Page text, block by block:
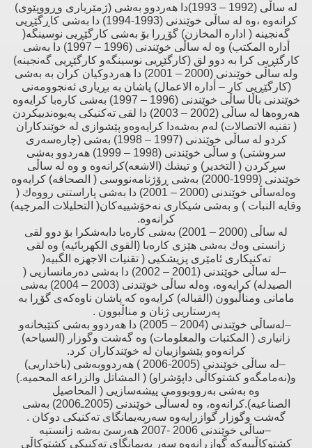
لە ساڵی (1992 – 1993)دا هەردوو بەشی (ژمێریاری وڕووپێوی)
كرانەوە ،وە لە ساڵی خوێندنی (1993-1994) دا بەشی كاڕگێڕیی
گەنجینە ( ادارە المخازن) گۆڕرا بۆ بەشی كارگێڕیی نوسینگە(
أدارە المكتب) وە لە ساڵی خوێندنی (1996 – 1997) دا بەشی
كارگێڕیی كرا بە دوو لق (كارگێڕیی نوسینگەو كارگێڕیی گەنجینە)
ولە ساڵی خوێندنی (2000 – 2001) دا هەردوكیان كران بە بەشی
(كارگێڕیی كار – أدارە الاعمال) پاشان بە بڕیاری ئەنجوومەنی
خوێندنی باڵا ساڵی خوێندنی (1996 – 1997) بەشی كارەبا كرایەوە
هەروەها لە ساڵی (2002 – 2003) دا لقی تەكنیكی پەیوەندییكردن
( تقنیە الاتصالات) لەم بەشەدا كرایەوەو پێشوازی لە خوێندكاران
كردو لە ساڵی خوێندنی (1997 – 1998) بەشی (چارەسەری
سروشتی) و ساڵی خوێندنی (1998 – 1999) هەردوو بەشی
سڕكردن ( التخدیر) و تیشك (الاشعە)كرانەوە و وە لە ساڵی
خوێندنی (1999-2000) بەشی ڕۆژنامەنووسی ( الصحافە) كرایەوە
وەلەساڵی خوێندنی (2000 – 2001) دا بەشی پاراستنی رووەك (
وقایە النبات ) و بەشی شیكاری نەخۆشییەكان( التحلیلات المرچیە)
كرانەوە.
لە ساڵی (2000 – 2001) بەشی كارەبا دابەشكرا بۆ دوو لقی
زانستی وەك بەشی هێزی كارەبا (القوی الكهربائیە) وە لقی
تەكنیكاری ئامێری پزیشكیی ( تقنیات الاجهزە الگبیە)
–
لە ساڵی خوێندنی (2001 – 2002) دا بەشی دەرمانسازیی (
الصیدلە) كرایەوە، وەلە ساڵی خوێندنی (2003 – 2004) بەشی
مامانی ومناڵبوون (القبالە) كرایەوە كە پاشان ناوەكەی گۆڕا بە
پەرستاریی ژنان و مناڵبوون .
–
لەساڵی خوێندنی (2004 – 2005) دا هەردوو بەشی كتێبخانەو
زانیاری ( المكتبات والمعلومات) وە گەشت وگوزار (السیاحە)
كرانەوەو پێشوازییان لە خوێندكاران كرد.
–
لە ساڵی خوێندنی (2005-2006 ) هەردووبەشی (باخداریی)
و(نەمامگەو كشتوكاڵی داپۆشراو) ( المشاتل والزراعە المحمیە.)
وە بەشی بەرووبوومی پیشەسازیی ( المحاصیل
الصناعیە).كرانەوە، وە لەساڵی خوێندنی (2005ـ2006) بەشی
گەشت وگوزار گوازرایەوە سەرپەیمانگای تەكنیكی دوكان .
–
ساڵی خوێندنی 2006 -2007 هەرسێ‌ بەشە زانستیە
كشتوكاڵییەكە گوازرانەوە سەر پەیمانگای تەكنیكی كشتوكاڵی